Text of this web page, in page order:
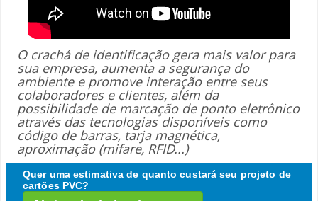
O crachá de identificação gera mais valor para
sua empresa, aumenta a segurança do
ambiente e promove interação entre seus
colaboradores e clientes, além da
possibilidade de marcação de ponto eletrônico
através das tecnologias disponíveis como
código de barras, tarja magnética,
aproximação (mifare, RFID...)
Quer uma estimativa de quanto custará seu projeto de
cartões PVC?